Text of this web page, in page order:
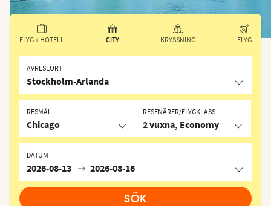
FLYG + HOTELL CITY KRYSSNING FLYG
AVRESEORT
Stockholm-Arlanda
RESMÅL
Chicago
DATUM
2026-08-13 2026-08-16
RESENÄRER/FLYGKLASS
2 vuxna, Economy
SÖK